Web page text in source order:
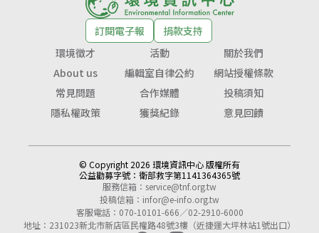
訂閱電子報
捐款支持
環境徵才
活動
關於我們
About us
編輯室自律公約
網站授權條款
常見問題
合作媒體
投稿須知
隱私權政策
獲獎紀錄 意見回饋
© Copyright 2026 環境資訊中心 版權所有
公益勸募字號： 衛部救字第1141364365號
服務信箱： service@tnf.org.tw
投稿信箱： infor@e-info.org.tw
客服電話：070-10101-666／02-2910-6000
地址：231023新北市新店區民權路48號3樓（近捷運大坪林站1號出口）